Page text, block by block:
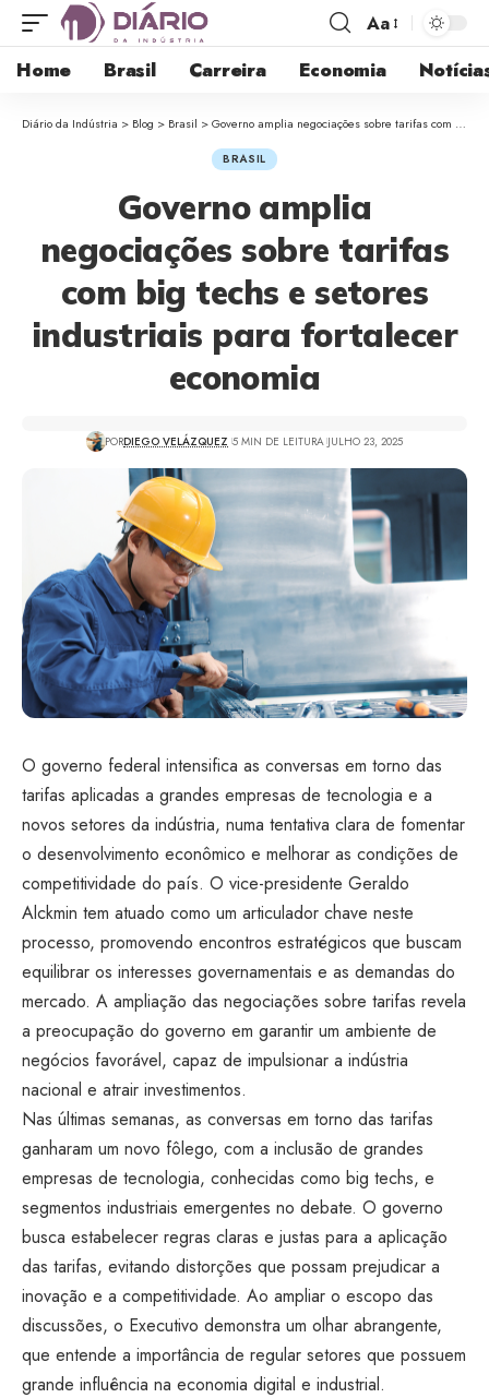
Aa
Home Brasil Carreira Economia
Diário da Indústria > Blog > Brasil >Governo amplia negociações sobre tarifas com big techs e setores industriais para fortalecer economia
BRASIL
Governo amplia
negociações sobre tarifas
com big techs e setores
industriais para fortalecer
economia
PORDIEGO VELÁZQUEZ 5 MIN DE LEITURA JULHO 23, 2025
O governo federal intensifica as conversas em torno das
tarifas aplicadas a grandes empresas de tecnologia e a
novos setores da indústria, numa tentativa clara de fomentar
o desenvolvimento econômico e melhorar as condições de
competitividade do país. O vice-presidente Geraldo
Alckmin tem atuado como um articulador chave neste
processo, promovendo encontros estratégicos que buscam
equilibrar os interesses governamentais e as demandas do
mercado. A ampliação das negociações sobre tarifas revela
a preocupação do governo em garantir um ambiente de
negócios favorável, capaz de impulsionar a indústria
nacional e atrair investimentos.
Nas últimas semanas, as conversas em torno das tarifas
ganharam um novo fôlego, com a inclusão de grandes
empresas de tecnologia, conhecidas como big techs, e
segmentos industriais emergentes no debate. O governo
busca estabelecer regras claras e justas para a aplicação
das tarifas, evitando distorções que possam prejudicar a
inovação e a competitividade. Ao ampliar o escopo das
discussões, o Executivo demonstra um olhar abrangente,
que entende a importância de regular setores que possuem
grande influência na economia digital e industrial.